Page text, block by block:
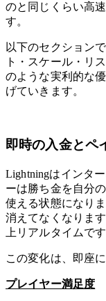
のと同じくらい高
す。
以下のセクション
ト・スケール・リ
のような実利的な
げていきます。
即時の入金とペ
Lightningはインタ
ーは勝ち金を自分
使える状態になり
消えてなくなりま
上リアルタイムです
この変化は、即座
プレイヤー満足度